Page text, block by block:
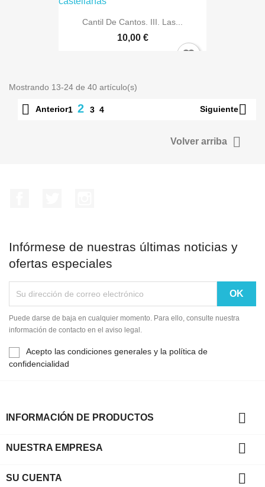
Cantil De Cantos. III. Las...
10,00 €
Mostrando 13-24 de 40 artículo(s)
 Anterior1 2 3 4 Siguiente
Volver arriba 
Infórmese de nuestras últimas noticias y
ofertas especiales
Puede darse de baja en cualquier momento. Para ello, consulte nuestra
información de contacto en el aviso legal.
Acepto las condiciones generales y la política de
confidencialidad
INFORMACIÓN DE PRODUCTOS 
NUESTRA EMPRESA 
SU CUENTA 